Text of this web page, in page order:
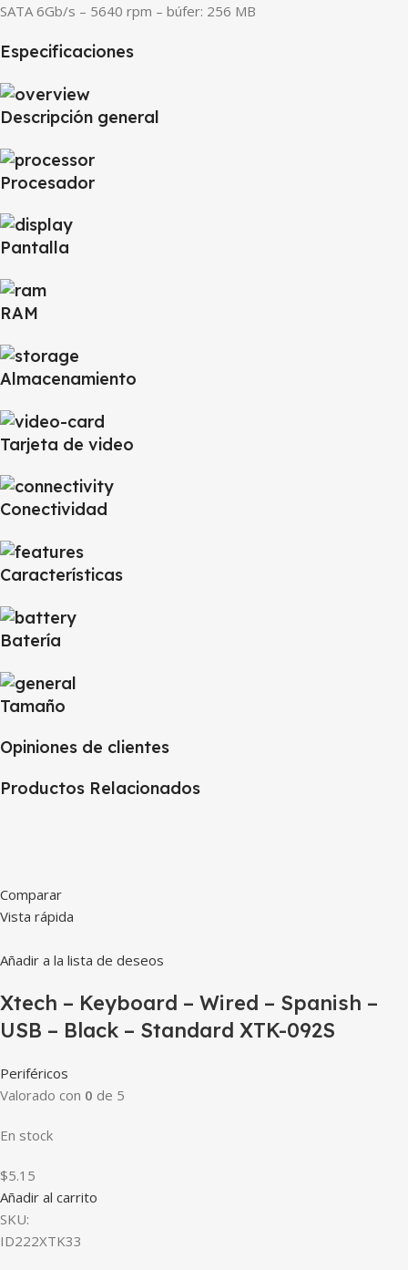
SATA 6Gb/s – 5640 rpm – búfer: 256 MB
Especificaciones
Descripción general
Procesador
Pantalla
RAM
Almacenamiento
Tarjeta de video
Conectividad
Características
Batería
Tamaño
Opiniones de clientes
Productos Relacionados
Comparar
Vista rápida
Añadir a la lista de deseos
Xtech – Keyboard – Wired – Spanish –
USB – Black – Standard XTK-092S
Periféricos
Valorado con 0 de 5
En stock
$5.15
Añadir al carrito
SKU:
ID222XTK33